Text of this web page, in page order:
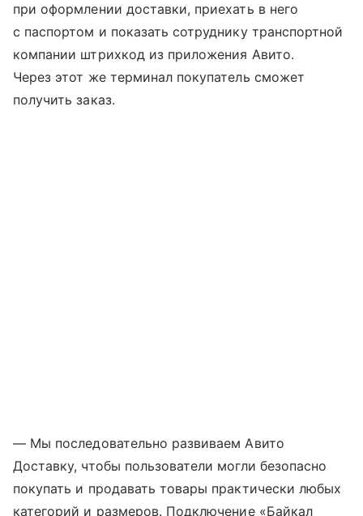
при оформлении доставки, приехать в него
с паспортом и показать сотруднику транспортной
компании штрихкод из приложения Авито.
Через этот же терминал покупатель сможет
получить заказ.
— Мы последовательно развиваем Авито
Доставку, чтобы пользователи могли безопасно
покупать и продавать товары практически любых
категорий и размеров. Подключение «Байкал